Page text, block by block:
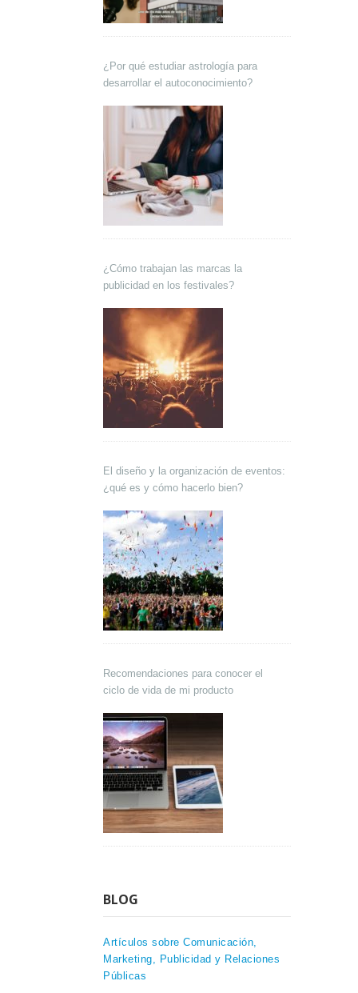
¿Por qué estudiar astrología para
desarrollar el autoconocimiento?
¿Cómo trabajan las marcas la
publicidad en los festivales?
El diseño y la organización de eventos:
¿qué es y cómo hacerlo bien?
Recomendaciones para conocer el
ciclo de vida de mi producto
BLOG
Artículos sobre Comunicación,
Marketing, Publicidad y Relaciones
Públicas